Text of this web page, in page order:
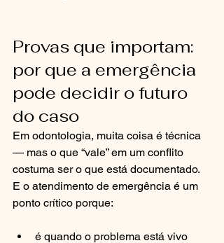
Provas que importam:
por que a emergência
pode decidir o futuro
do caso
Em odontologia, muita coisa é técnica
— mas o que “vale” em um conflito
costuma ser o que está documentado.
E o atendimento de emergência é um
ponto crítico porque:
é quando o problema está vivo